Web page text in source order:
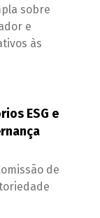
sobre
e
às
ESG e
de